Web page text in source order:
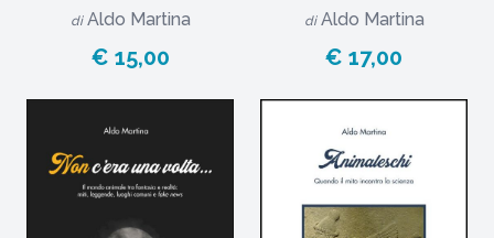
di Aldo Martina
€ 15,00
di Aldo Martina
€ 17,00